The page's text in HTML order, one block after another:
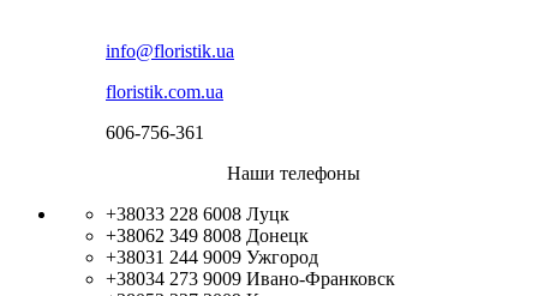
info@floristik.ua
floristik.com.ua
606-756-361
Наши телефоны
+38033 228 6008 Луцк
+38062 349 8008 Донецк
+38031 244 9009 Ужгород
+38034 273 9009 Ивано-Франковск